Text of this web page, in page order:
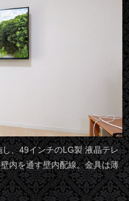
、49インチのLG製 液晶テレ
内を通す壁内配線。金具は薄